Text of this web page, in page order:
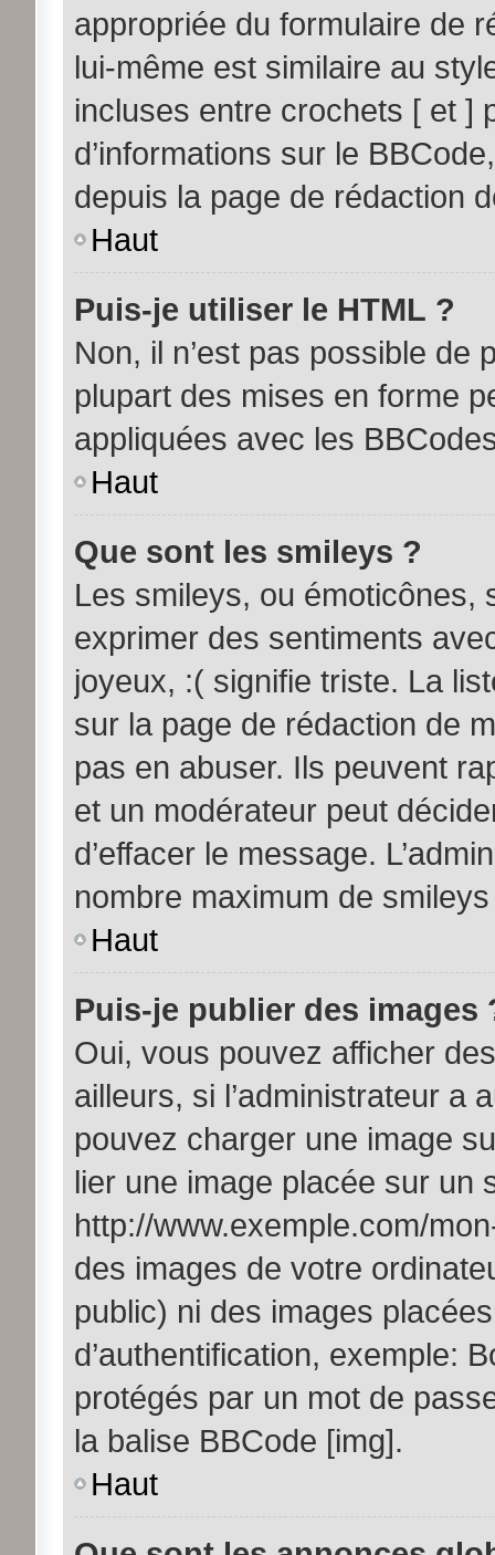
appropriée du formulaire de
lui-même est similaire au
incluses entre crochets [ et ]
d’informations sur le
depuis la page de rédaction
Haut
Puis-je utiliser le HTML ?
Non, il n’est pas possible de
plupart des mises en forme
appliquées avec les
Haut
Que sont les smileys ?
Les smileys, ou émoticônes,
exprimer des sentiments
joyeux, :( signifie triste. La
sur la page de rédaction de
pas en abuser. Ils peuvent
et un modérateur peut
d’effacer le message.
nombre maximum de
Haut
Puis-je publier des images
Oui, vous pouvez afficher
ailleurs, si l’administrateur a
pouvez charger une image
lier une image placée sur un
http://www.exemple.com/
des images de votre
public) ni des images
d’authentification, exemple:
protégés par un mot de
la balise BBCode [img].
Haut